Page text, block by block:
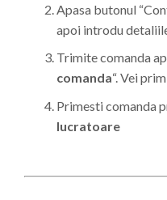
Apasa butonul
apoi introdu
Trimite comanda
comanda“. Vei
Primesti comanda
lucratoare